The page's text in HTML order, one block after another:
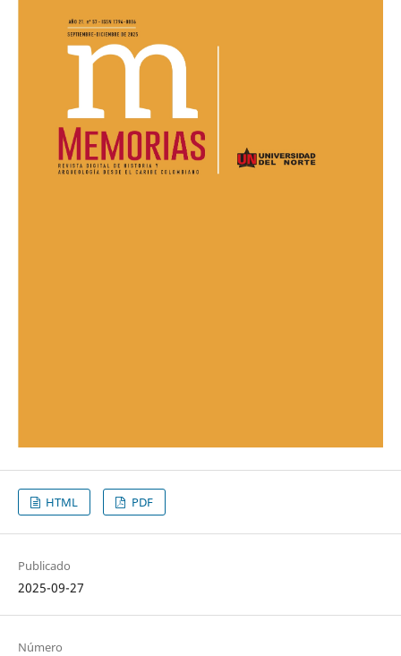
HTML PDF
Publicado
2025-09-27
Número